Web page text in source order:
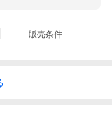
販売条件